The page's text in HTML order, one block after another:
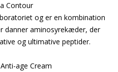
Contour
og er en kombination
danner aminosyrekæder, der
og ultimative peptider.
age Cream